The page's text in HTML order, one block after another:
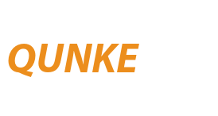
QUNKE